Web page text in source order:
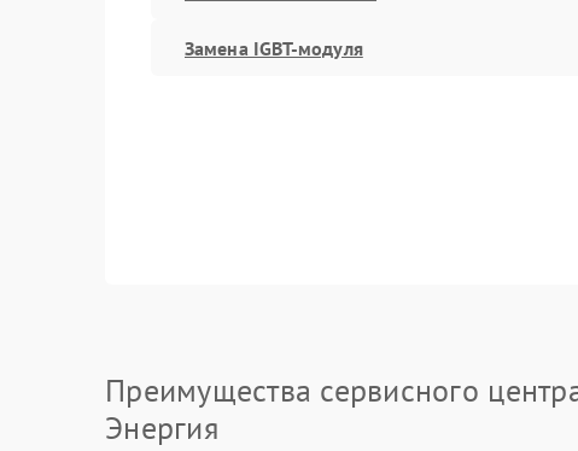
Замена IGBT-модуля
Преимущества сервисного
Энергия